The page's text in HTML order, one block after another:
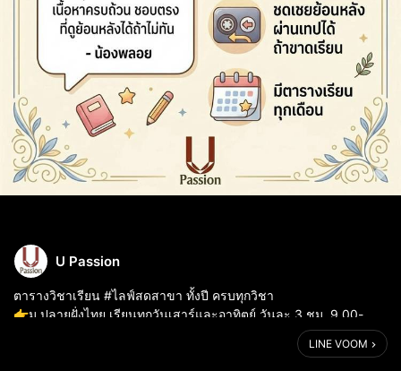
U Passion
ตารางวิชาเรียน #ไลฟ์สดสาขา ทั้งปี ครบทุกวิชา
👉ม.ปลายฝั่งไทย เรียนทุกวันเสาร์และอาทิตย์ วันละ 3 ชม. 9.00-
👉ม.ปลายฝั่งอินเตอร์ เรียนทุกวันเสาร์ วันละ 3 ชม. 13.00-16.00
LINE VOOM